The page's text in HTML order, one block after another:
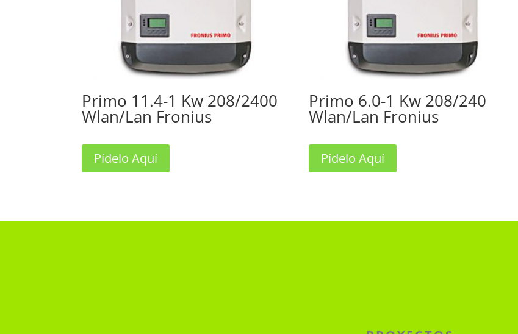
Primo 11.4-1 Kw 208/2400
Wlan/Lan Fronius
Pídelo Aquí
Primo 6.0-1 Kw 208/240
Wlan/Lan Fronius
Pídelo Aquí